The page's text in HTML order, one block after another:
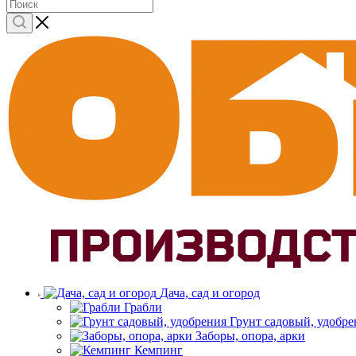
Дача, сад и огород
Грабли
Грунт садовый,
Заборы, опора, арки
Кемпинг